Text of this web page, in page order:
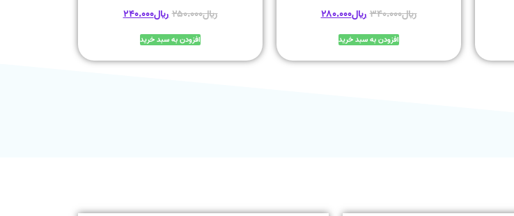
﷼۳۴۰.۰۰۰﷼۲۸۰.۰۰۰
افزودن به سبد خرید
﷼۲۵۰.۰۰۰﷼۲۴۰.۰۰۰
افزودن به سبد خرید